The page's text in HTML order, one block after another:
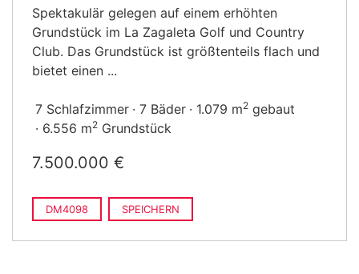
Spektakulär gelegen auf einem erhöhten
Grundstück im La Zagaleta Golf und Country
Club. Das Grundstück ist größtenteils flach und
bietet einen ...
7 Schlafzimmer 7 Bäder 1.079 m2 gebaut
6.556 m2 Grundstück
7.500.000 €
DM4098 SPEICHERN